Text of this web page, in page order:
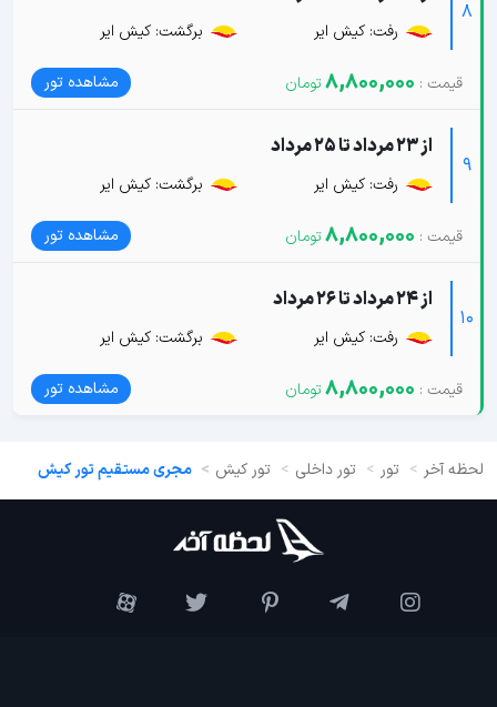
8
رفت: کیش ایر برگشت: کیش ایر
8,800,000 مشاهده تور
9
از 23 مرداد تا 25 مرداد
رفت: کیش ایر برگشت: کیش ایر
8,800,000 مشاهده تور
10
از 24 مرداد تا 26 مرداد
رفت: کیش ایر برگشت: کیش ایر
8,800,000 مشاهده تور
لحظه آخر تور تور داخلی تور کیش مجری مستقیم تور کیش